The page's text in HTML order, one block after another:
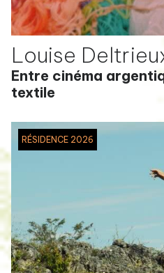
Louise
Entre cinéma
textile
RÉSIDENCE 2026